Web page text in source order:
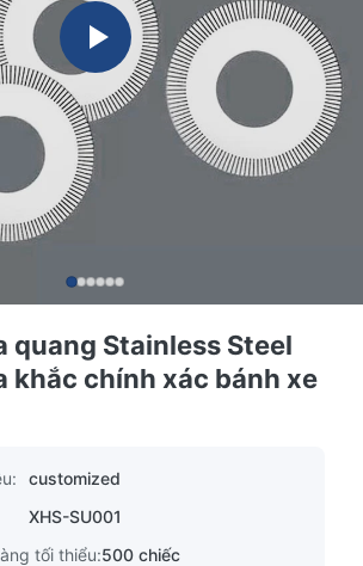
quang Stainless Steel
khắc chính xác bánh xe
customized
XHS-SU001
tối thiểu:500 chiếc